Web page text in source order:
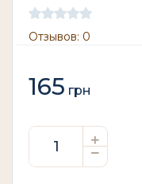
Отзывов: 0
165 грн